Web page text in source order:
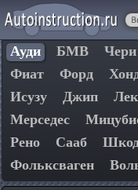
Ауди БМВ Чери
Фиат
Форд
Исузу
Джип
Мерседес
Рено
Сааб
Фольксваген